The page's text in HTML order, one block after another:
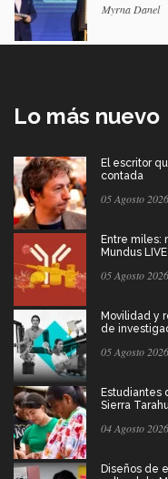
Myrna Danel
Lo más nuevo
El escritor
contada
05 Agosto 2026
Entre miles:
Mundus LIVE
05 Agosto 2026
Movilidad y
de
05 Agosto 2026
Estudiantes
Sierra
04 Agosto 2026
Diseños de